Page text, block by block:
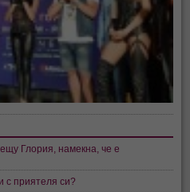
Глория, намекна, че е
с приятеля си?